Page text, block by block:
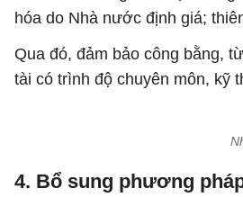
hóa do Nhà nước định giá;
Qua đó, đảm bảo công bằng,
tài có trình độ chuyên môn, kỹ
4. Bổ sung phương